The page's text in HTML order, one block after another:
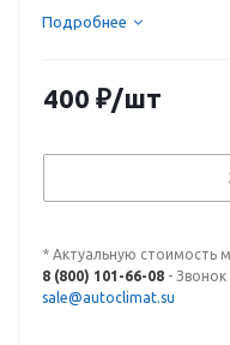
Подробнее
400 ₽/шт
* Актуальную стоимость
8 (800) 101-66-08 -
sale@autoclimat.su